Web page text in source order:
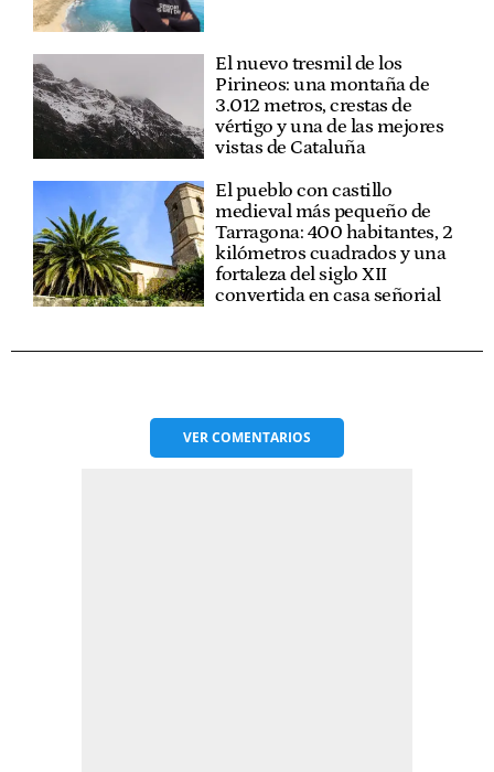
El nuevo tresmil de los
Pirineos: una montaña de
3.012 metros, crestas de
vértigo y una de las mejores
vistas de Cataluña
El pueblo con castillo
medieval más pequeño de
Tarragona: 400 habitantes, 2
kilómetros cuadrados y una
fortaleza del siglo XII
convertida en casa señorial
VERCOMENTARIOS